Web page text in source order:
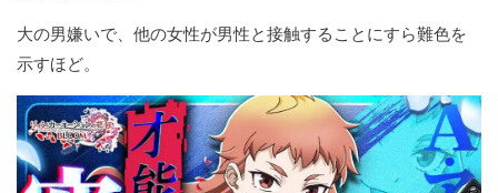
大の男嫌いで、他の女性が男性と接触することにすら難色を
示すほど。